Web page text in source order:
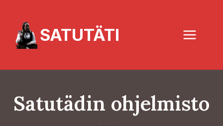
sisältöön
SATUTÄTI
Satutädin ohjelmisto